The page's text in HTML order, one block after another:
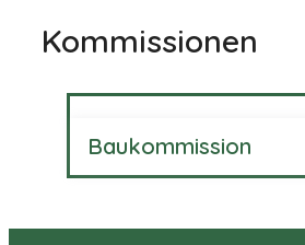
Kommissionen
Baukommission